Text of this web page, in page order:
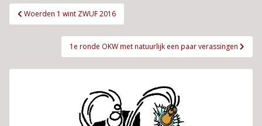
Bericht
navigatie
Woerden 1 wint ZWUF 2016
1e ronde OKW met natuurlijk een paar verassingen